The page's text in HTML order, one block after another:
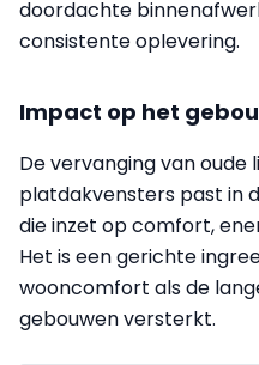
doordachte
consistente oplevering.
Impact op het
De vervanging van
platdakvensters past in
die inzet op comfort,
Het is een gerichte
wooncomfort als de
gebouwen versterkt.